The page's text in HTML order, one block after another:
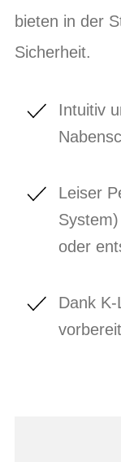
bieten in der
Sicherheit.
Intuitiv
Leiser
oder
Dank